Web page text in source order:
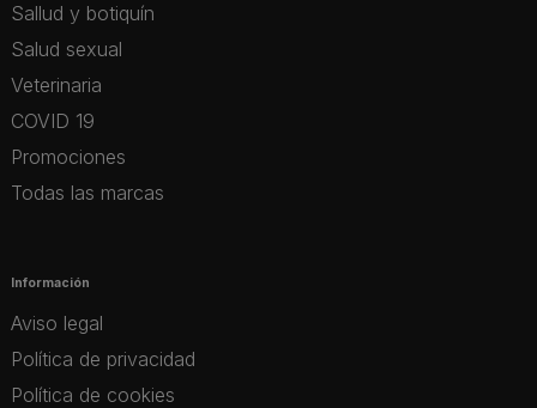
Sallud y botiquín
Salud sexual
Veterinaria
COVID 19
Promociones
Todas las marcas
Información
Aviso legal
Política de privacidad
Política de cookies